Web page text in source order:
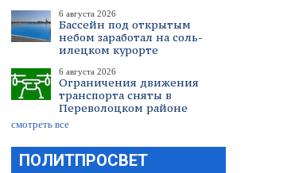
6 августа 2026
Бассейн под открытым
небом заработал на соль-
илецком курорте
6 августа 2026
Ограничения движения
транспорта сняты в
Переволоцком районе
смотреть все
ПОЛИТПРОСВЕТ